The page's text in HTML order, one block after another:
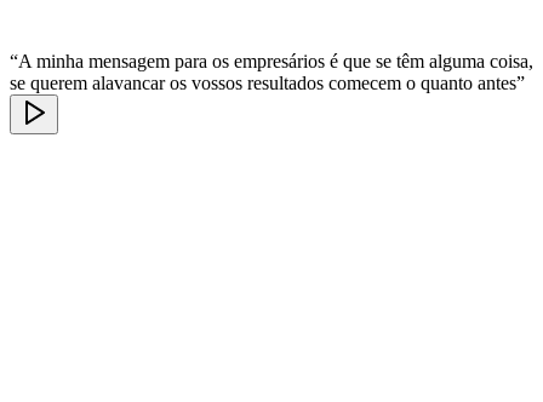
“A minha mensagem para os empresários é que se têm alguma coisa,
se querem alavancar os vossos resultados comecem o quanto antes”